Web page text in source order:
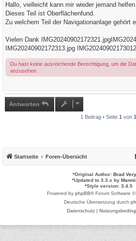
i
r
a
Hallo, vielleicht kann mir wieder jemand helfen.
Dieses Teil ist Oberflächenfund.
Zu welchem Teil der Navigationanlage gehört
Vielen Dank IMG20240902172321.jpg
IMG20240902172313.jpg
Du hast keine ausreichende Berechtigung, um die
anzusehen.
Antworten
1 Beitrag • Seite 1 von 1
Startseite Foren-Übersicht
*Original Author: Brad
*Updated to 3.3.x by
*Style version: 3.4.5
Powered by phpBB® Forum Software
Deutsche Übersetzung durch
Datenschutz|